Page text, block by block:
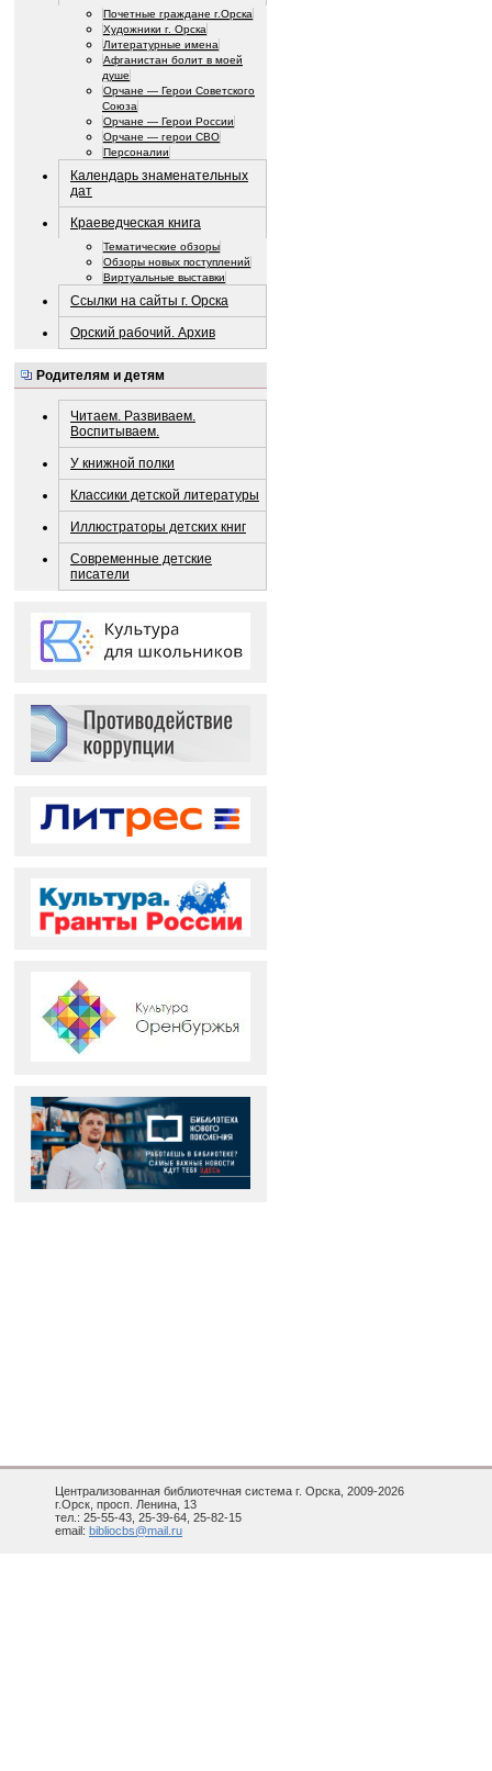
Почетные граждане г.Орска
Художники г. Орска
Литературные имена
Афганистан болит в моей
душе
Орчане — Герои Советского
Союза
Орчане — Герои России
Орчане — герои СВО
Персоналии
Календарь знаменательных
дат
Краеведческая книга
Тематические обзоры
Обзоры новых поступлений
Виртуальные выставки
Ссылки на сайты г. Орска
Орский рабочий. Архив
Родителям и детям
Читаем. Развиваем.
Воспитываем.
У книжной полки
Классики детской литературы
Иллюстраторы детских книг
Современные детские
писатели
Централизованная библиотечная система г. Орска, 2009-2026
г.Орск, просп. Ленина, 13
тел.: 25-55-43, 25-39-64, 25-82-15
email: bibliocbs@mail.ru